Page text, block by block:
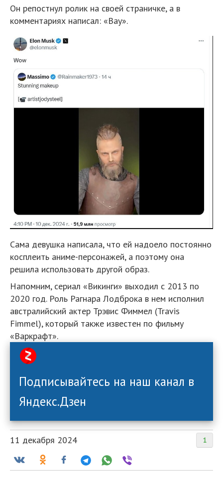
Он репостнул ролик на своей страничке, а в
комментариях написал: «Вау».
Сама девушка написала, что ей надоело постоянно
косплеить аниме-персонажей, а поэтому она
решила использовать другой образ.
Напомним, сериал «Викинги» выходил с 2013 по
2020 год. Роль Рагнара Лодброка в нем исполнил
австралийский актер Трэвис Фиммел (Travis
Fimmel), который также известен по фильму
«Варкрафт».
Подписывайтесь на наш канал в
Яндекс.Дзен
1
11 декабря 2024